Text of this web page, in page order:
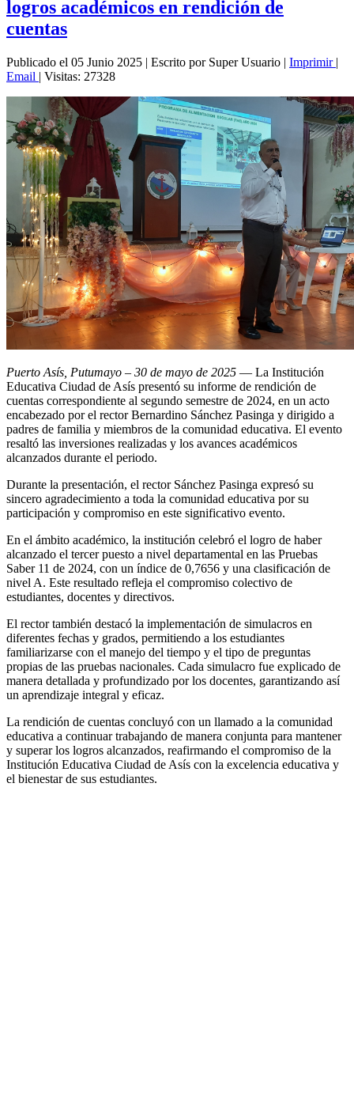
logros académicos en rendición de
cuentas
Publicado el 05 Junio 2025 | Escrito por Super Usuario | Imprimir |
Email | Visitas: 27328
Puerto Asís, Putumayo – 30 de mayo de 2025 — La Institución
Educativa Ciudad de Asís presentó su informe de rendición de
cuentas correspondiente al segundo semestre de 2024, en un acto
encabezado por el rector Bernardino Sánchez Pasinga y dirigido a
padres de familia y miembros de la comunidad educativa. El evento
resaltó las inversiones realizadas y los avances académicos
alcanzados durante el periodo.
Durante la presentación, el rector Sánchez Pasinga expresó su
sincero agradecimiento a toda la comunidad educativa por su
participación y compromiso en este significativo evento.
En el ámbito académico, la institución celebró el logro de haber
alcanzado el tercer puesto a nivel departamental en las Pruebas
Saber 11 de 2024, con un índice de 0,7656 y una clasificación de
nivel A. Este resultado refleja el compromiso colectivo de
estudiantes, docentes y directivos.
El rector también destacó la implementación de simulacros en
diferentes fechas y grados, permitiendo a los estudiantes
familiarizarse con el manejo del tiempo y el tipo de preguntas
propias de las pruebas nacionales. Cada simulacro fue explicado de
manera detallada y profundizado por los docentes, garantizando así
un aprendizaje integral y eficaz.
La rendición de cuentas concluyó con un llamado a la comunidad
educativa a continuar trabajando de manera conjunta para mantener
y superar los logros alcanzados, reafirmando el compromiso de la
Institución Educativa Ciudad de Asís con la excelencia educativa y
el bienestar de sus estudiantes.